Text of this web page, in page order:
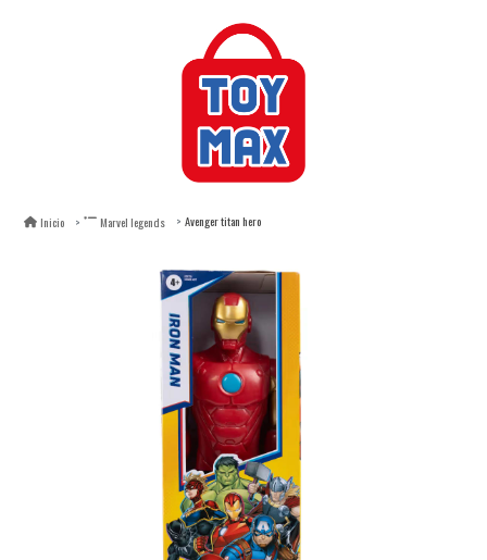
Inicio Marvel legends Avenger titan hero